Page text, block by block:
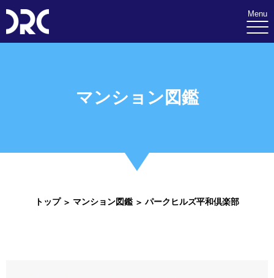
Menu
マンション図鑑
トップ マンション図鑑 パークヒルズ平和倶楽部